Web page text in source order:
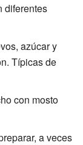
diferentes
azúcar y
Típicas de
con mosto
a veces